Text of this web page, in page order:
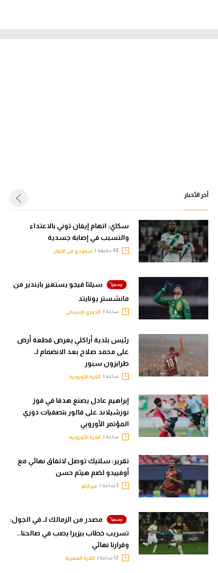
أخر الأخبار
سكاي: اتهام إيفان توني بالاعتداء
والتسبب في إصابة جسدية
سعودي في الجول
سيلتا فيجو يستعير بايندير من
مانشستر يونايتد
ساعة | الدوري الإسباني
رئيس بلدية أراكلي يعرض قطعة أرض
على محمد صلاح بعد الانضمام لـ
طرابزون سبور
ساعة | الكرة الأوروبية
إبراهيم عادل يصنع هدفا في فوز
نورشيلاند على فالور بتصفيات دوري
المؤتمر الأوروبي
ساعة | الكرة الأوروبية
تقرير: سلتيك توصل لاتفاق نهائي مع
أوفييدو لضم هيثم حسن
ميركاتو
مصدر من الزمالك لـ في الجول:
تسريب خطاب بيزيرا يصب في صالحنا..
وقرارنا نهائي
الكرة المصرية